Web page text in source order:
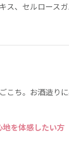
ス、セルロース
こち。お酒造
地を体感したい方